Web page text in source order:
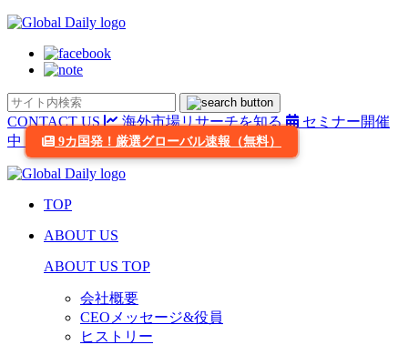
CONTACT US 海外市場リサーチを知る
セミナー開催
中
9カ国発！厳選グローバル速報（無料）
TOP
ABOUT US
ABOUT US TOP
会社概要
CEOメッセージ&役員
ヒストリー